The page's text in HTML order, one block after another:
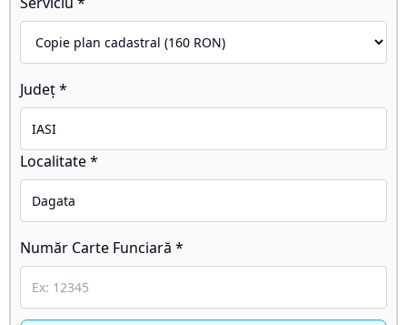
Județ *
Localitate *
Număr Carte Funciară *